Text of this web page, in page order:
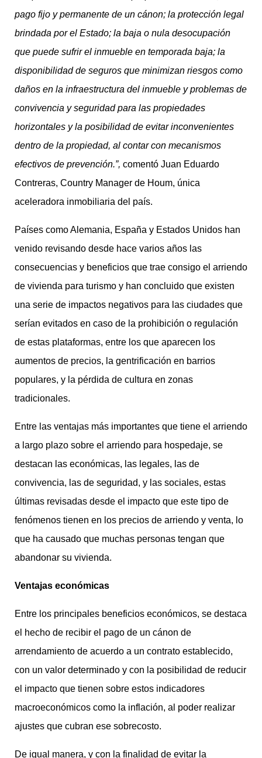
pago fijo y permanente de un cánon; la protección legal
brindada por el Estado; la baja o nula desocupación
que puede sufrir el inmueble en temporada baja; la
disponibilidad de seguros que minimizan riesgos como
daños en la infraestructura del inmueble y problemas de
convivencia y seguridad para las propiedades
horizontales y la posibilidad de evitar inconvenientes
dentro de la propiedad, al contar con mecanismos
efectivos de prevención.”, comentó Juan Eduardo
Contreras, Country Manager de Houm, única
aceleradora inmobiliaria del país.
Países como Alemania, España y Estados Unidos han
venido revisando desde hace varios años las
consecuencias y beneficios que trae consigo el arriendo
de vivienda para turismo y han concluido que existen
una serie de impactos negativos para las ciudades que
serían evitados en caso de la prohibición o regulación
de estas plataformas, entre los que aparecen los
aumentos de precios, la gentrificación en barrios
populares, y la pérdida de cultura en zonas
tradicionales.
Entre las ventajas más importantes que tiene el arriendo
a largo plazo sobre el arriendo para hospedaje, se
destacan las económicas, las legales, las de
convivencia, las de seguridad, y las sociales, estas
últimas revisadas desde el impacto que este tipo de
fenómenos tienen en los precios de arriendo y venta, lo
que ha causado que muchas personas tengan que
abandonar su vivienda.
Ventajas económicas
Entre los principales beneficios económicos, se destaca
el hecho de recibir el pago de un cánon de
arrendamiento de acuerdo a un contrato establecido,
con un valor determinado y con la posibilidad de reducir
el impacto que tienen sobre estos indicadores
macroeconómicos como la inflación, al poder realizar
ajustes que cubran ese sobrecosto.
De igual manera, y con la finalidad de evitar la